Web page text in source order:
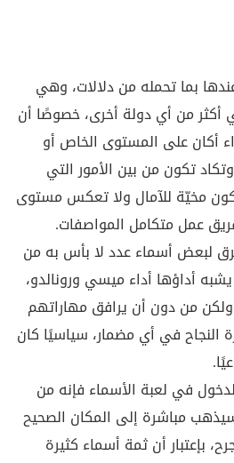
بما تحمله من دلالات، وهي
أكثر من أي دولة أخرى، خصوصًا أن
أكان على المستوى الخاص أو
تكون من بين الأمور التي
مخيّة للآمال ولا تعكس مستوى
عمل متكامل المواصفات.
لبعض أسماء عدد لا بأس به من
يشبه أداؤها أداء ميسي ورونالدو،
من دون أن يرافق مهاراتهم
في أي مضمار، سياسيًا كان
في لعبة الأسماء فإنه من
مباشرة إلى المكان الصحيح
بإعتبار أن ثمة أسماء كثيرة